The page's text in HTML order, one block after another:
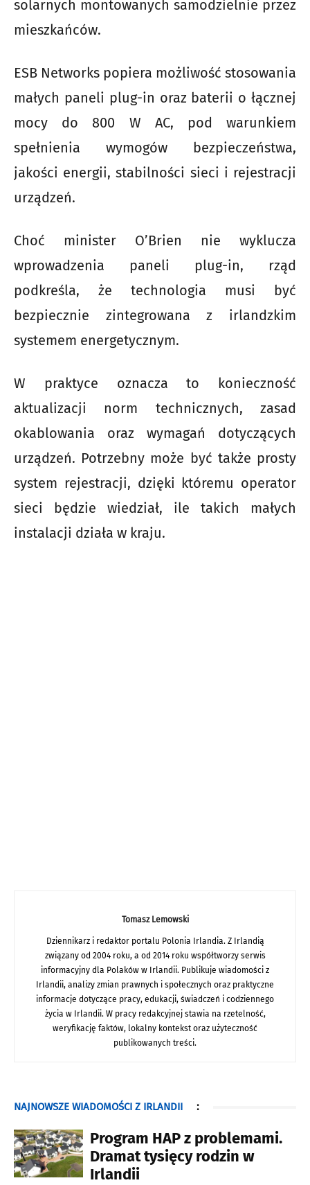
solarnych montowanych samodzielnie przez
mieszkańców.
ESB Networks popiera możliwość stosowania
małych paneli plug-in oraz baterii o łącznej
mocy do 800 W AC, pod warunkiem
spełnienia wymogów bezpieczeństwa,
jakości energii, stabilności sieci i rejestracji
urządzeń.
Choć minister O’Brien nie wyklucza
wprowadzenia paneli plug-in, rząd
podkreśla, że technologia musi być
bezpiecznie zintegrowana z irlandzkim
systemem energetycznym.
W praktyce oznacza to konieczność
aktualizacji norm technicznych, zasad
okablowania oraz wymagań dotyczących
urządzeń. Potrzebny może być także prosty
system rejestracji, dzięki któremu operator
sieci będzie wiedział, ile takich małych
instalacji działa w kraju.
Tomasz Lemowski
Dziennikarz i redaktor portalu Polonia Irlandia. Z Irlandią
związany od 2004 roku, a od 2014 roku współtworzy serwis
informacyjny dla Polaków w Irlandii. Publikuje wiadomości z
Irlandii, analizy zmian prawnych i społecznych oraz praktyczne
informacje dotyczące pracy, edukacji, świadczeń i codziennego
życia w Irlandii. W pracy redakcyjnej stawia na rzetelność,
weryfikację faktów, lokalny kontekst oraz użyteczność
publikowanych treści.
NAJNOWSZE WIADOMOŚCI Z IRLANDII :
Program HAP z problemami.
Dramat tysięcy rodzin w
Irlandii